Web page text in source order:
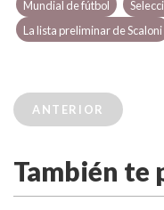
Mundial de fútbol
La lista preliminar de Scaloni
ANTERIOR
También te